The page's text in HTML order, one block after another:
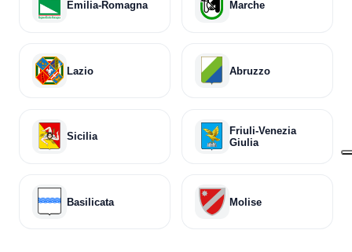
Emilia-Romagna Marche
Lazio Abruzzo
Sicilia
Friuli-Venezia
Giulia
Basilicata Molise